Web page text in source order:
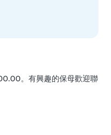
。有興趣的保母歡迎聯